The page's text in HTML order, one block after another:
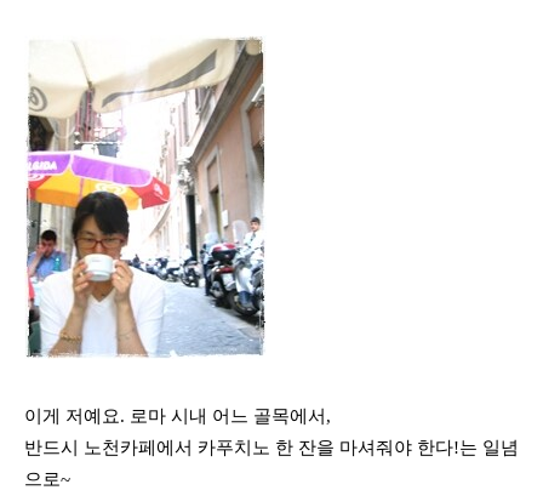
이게 저예요. 로마 시내 어느 골목에서,
반드시 노천카페에서 카푸치노 한 잔을 마셔줘야 한다!는 일념
으로~